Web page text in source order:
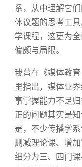
系，从中理解它
体议题的思考工
学课程，这更为
偏颇与局限。
我曾在《媒体教
里指出，媒体业
事掌握能力不足
正的问题其实是
是，不少传播学
删减理论课、增
细分为三、四门